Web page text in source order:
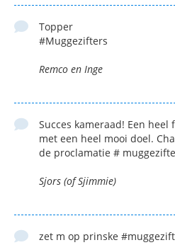
Topper
#Muggezifters
Remco en Inge
Succes kameraad! Een heel
met een heel mooi doel.
de proclamatie #
Sjors (of Sjimmie)
zet m op prinske